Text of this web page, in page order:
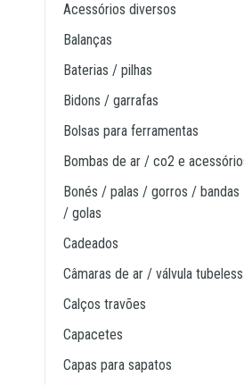
acessórios diversos
balanças
baterias / pilhas
bidons / garrafas
bolsas para ferramentas
bombas de ar / co2 e
bonés / palas / gorros / bandas
/ golas
cadeados
câmaras de ar / válvula tubeless
calços travões
capacetes
capas para sapatos